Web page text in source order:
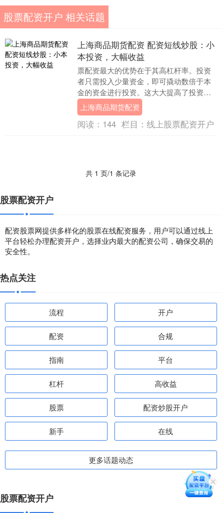
股票配资开户 相关话题
上海商品期货配资 配资短线炒股：小
本投资，大幅收益
票配资最大的优势在于其高杠杆率。投资
者只需投入少量资金，即可撬动数倍于本
金的资金进行投资。这大大提高了投资者
的收益率，使其能够在短时间内获得可观
的收益。 短线炒....
上海商品期货配资
阅读： 144 栏目： 线上股票配资开户
共 1 页/1 条记录
股票配资开户
配资股票网提供多样化的股票在线配资服务，用户可以通过线上
平台轻松办理配资开户，选择业内最大的配资公司，确保交易的
安全性。
热点关注
流程 开户
配资 合规
指南 平台
杠杆 高收益
股票 配资炒股开户
新手 在线
更多话题动态
股票配资开户